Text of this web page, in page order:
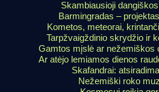
Skambiausioji
Barmingradas –
Kometos, meteorai,
Tarpžvaigždinio skrydžio ir
Gamtos mįslė ar nežemiškos
Ar atėjo lemiamos dienos
Skafandrai:
Nežemiški roko